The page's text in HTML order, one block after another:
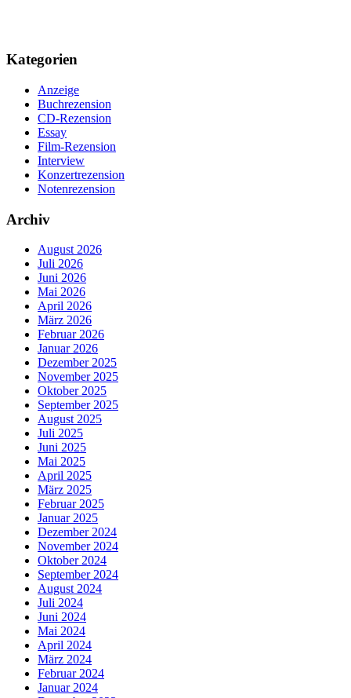
Kategorien
Anzeige
Buchrezension
CD-Rezension
Essay
Film-Rezension
Interview
Konzertrezension
Notenrezension
Archiv
August 2026
Juli 2026
Juni 2026
Mai 2026
April 2026
März 2026
Februar 2026
Januar 2026
Dezember 2025
November 2025
Oktober 2025
September 2025
August 2025
Juli 2025
Juni 2025
Mai 2025
April 2025
März 2025
Februar 2025
Januar 2025
Dezember 2024
November 2024
Oktober 2024
September 2024
August 2024
Juli 2024
Juni 2024
Mai 2024
April 2024
März 2024
Februar 2024
Januar 2024